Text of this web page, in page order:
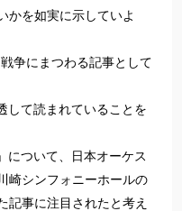
かを如実に示していよ
争にまつわる記事として
して読まれていることを
について、日本オーケス
崎シンフォニーホールの
記事に注目されたと考え